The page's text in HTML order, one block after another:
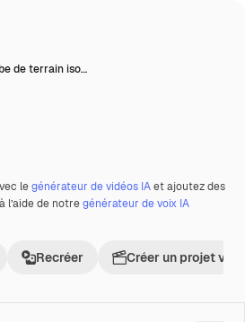
de terrain iso…
legénérateur de vidéos IAet ajoutez des
l’aide de notregénérateur de voix IA
Recréer Créer un projet